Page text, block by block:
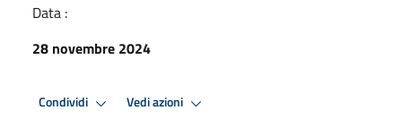
Data :
28 novembre 2024
Condividi Vedi azioni